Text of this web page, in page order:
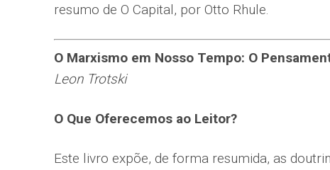
resumo de O Capital, por Otto Rhule.
O Marxismo em Nosso Tempo: O
Leon Trotski
O Que Oferecemos ao Leitor?
Este livro expõe, de forma resumida, as